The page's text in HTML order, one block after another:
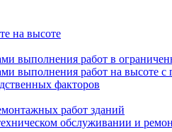
на высоте
выполнения работ в
выполнения работ на высоте
факторов
работ зданий
обслуживании и